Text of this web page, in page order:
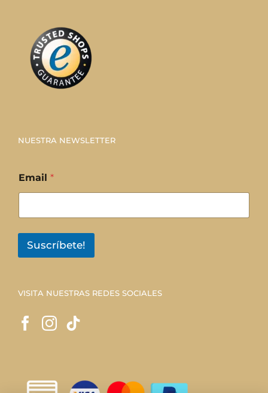
NUESTRA NEWSLETTER
Email *
Suscríbete!
VISITA NUESTRAS REDES SOCIALES